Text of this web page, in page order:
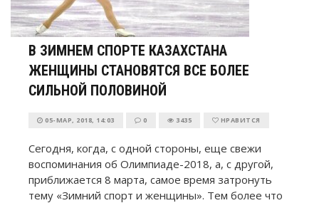
В ЗИМНЕМ СПОРТЕ КАЗАХСТАНА
ЖЕНЩИНЫ СТАНОВЯТСЯ ВСЕ БОЛЕЕ
СИЛЬНОЙ ПОЛОВИНОЙ
05-МАР, 2018, 14:03 0 3435 НРАВИТСЯ
Сегодня, когда, с одной стороны, еще свежи
воспоминания об Олимпиаде-2018, а, с другой,
приближается 8 марта, самое время затронуть
тему «Зимний спорт и женщины». Тем более что